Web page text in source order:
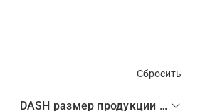
Сбросить
DASH размер продукции (рукава, фитинги, TC)